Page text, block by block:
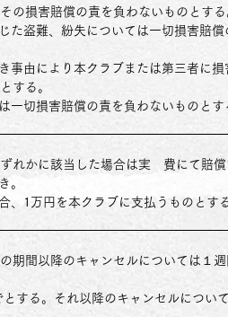
の損害賠償の責を負わないものとする
た盗難、紛失については一切損害賠
事由により本クラブまたは第三者に
する。
一切損害賠償の責を負わないものとす
れかに該当した場合は実 費にて賠償
。
、1万円を本クラブに支払うものとする
期間以降のキャンセルについては１
する。それ以降のキャンセルについ